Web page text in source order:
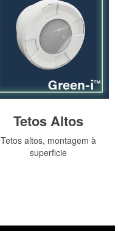
Tetos Altos
Tetos altos, montagem à
superficie